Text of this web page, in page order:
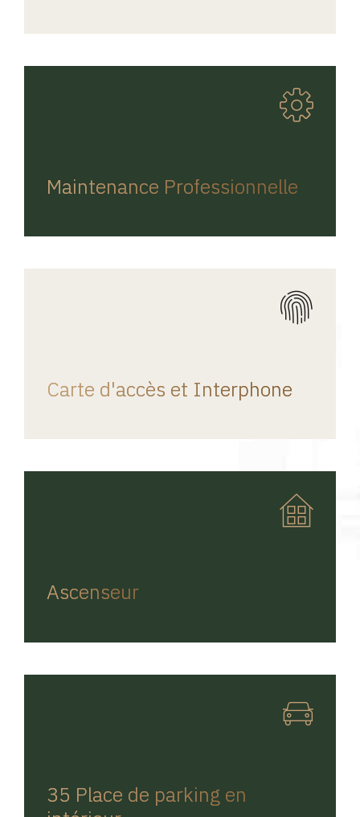
Maintenance Professionnelle
Carte d'accès et Interphone
Ascenseur
35 Place de parking en